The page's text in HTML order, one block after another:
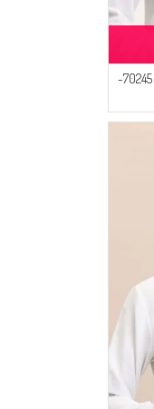
وشاح ناعم منقوش 70245-